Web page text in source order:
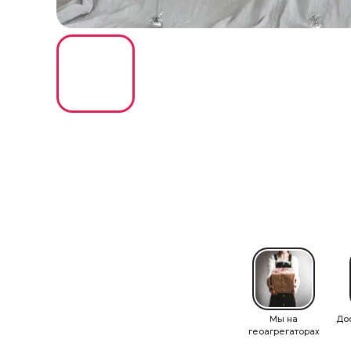
Мы на
геоагрегаторах